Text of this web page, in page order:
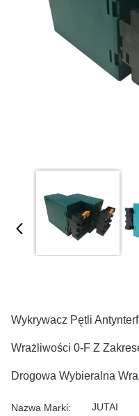
Wykrywacz Pętli
Wrażliwości 0-F Z
Drogowa Wybieralna
Nazwa Marki: JUTAI